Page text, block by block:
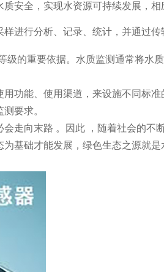
安全，实现水资源可持续发展，
进行分析、记录、统计，并通过
的重要依据。水质监测通常将水
用功能、使用渠道，来设施不同标
要求。
会走向末路 。因此
，随着社会的不
基础才能发展，绿色生态之源就是